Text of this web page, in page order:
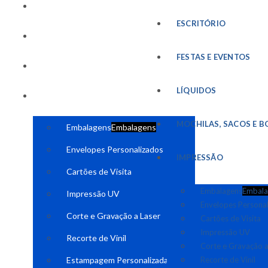
EmbalagensEmbalagens
Envelopes Personalizados
Cartões de Visita
Impressão UV
Corte e Gravação a Laser
Recorte de Vinil
Estampagem Personalizada
ESCRITÓRIO
FESTAS E EVENTOS
LÍQUIDOS
MOCHILAS, SACOS E
IMPRESSÃO
Embalagens
Envelopes
Cartões de Visita
Impressão UV
Corte e Gravação
Recorte de Vinil